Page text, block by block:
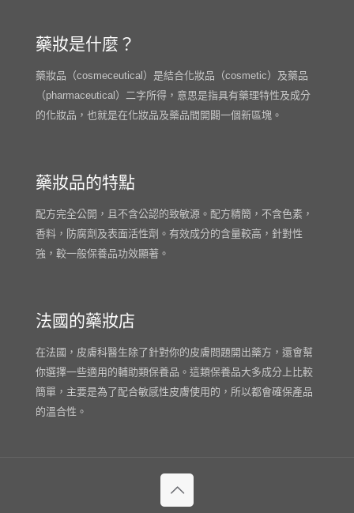
藥妝是什麼？
藥妝品（cosmeceutical）是結合化妝品（cosmetic）及藥品
（pharmaceutical）二字所得，意思是指具有藥理特性及成分
的化妝品，也就是在化妝品及藥品間開闢一個新區塊。
藥妝品的特點
配方完全公開，且不含公認的致敏源。配方精簡，不含色素，
香料，防腐劑及表面活性劑。有效成分的含量較高，針對性
強，較一般保養品功效顯著。
法國的藥妝店
在法國，皮膚科醫生除了針對你的皮膚問題開出藥方，還會幫
你選擇一些適用的輔助類保養品。這類保養品大多成分上比較
簡單，主要是為了配合敏感性皮膚使用的，所以都會確保產品
的溫合性。